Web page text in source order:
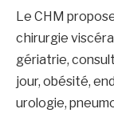
Le CHM
chirurgie
gériatrie,
jour, obésité,
urologie,